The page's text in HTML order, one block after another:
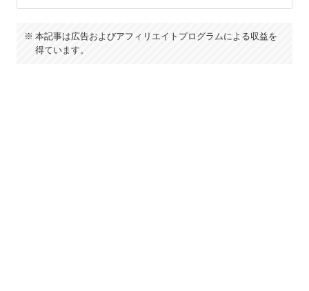
本記事は広告およびアフィリエイトプログラムによる収益を
得ています。